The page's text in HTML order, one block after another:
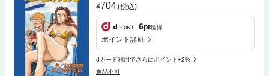
704(税込)
6pt獲得
ポイント詳細
dカード利用でさらにポイント+2%
返品不可